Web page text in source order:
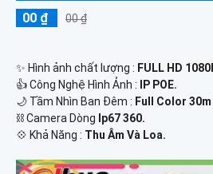
00 ₫ 00 ₫
✨ Hình ảnh chất lượng : FULL HD
👍 Công Nghệ Hình Ảnh :
IP POE.
🌙 Tầm Nhìn Ban Đêm : Full Color
⛓ Camera Dòng Ip67 360.
️💠 Khả Năng : Thu Âm Và Loa.